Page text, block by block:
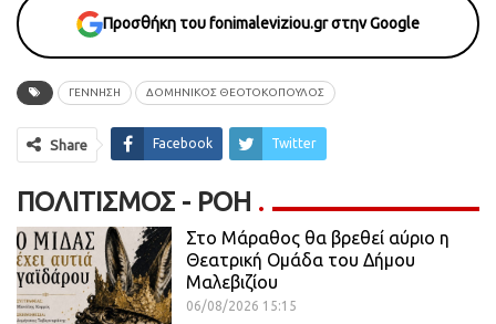
Προσθήκη του fonimaleviziou.gr στην Google
ΓΈΝΝΗΣΗ ΔΟΜΗΝΙΚΟΣ ΘΕΟΤΟΚΟΠΟΥΛΟΣ
Share Facebook Twitter
ΠΟΛΙΤΙΣΜΌΣ - ΡΟΗ
Στο Μάραθος θα βρεθεί αύριο η
Θεατρική Ομάδα του Δήμου
Μαλεβιζίου
06/08/2026 15:15